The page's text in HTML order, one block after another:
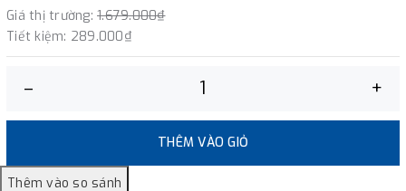
Giá thị trường: 1.679.000₫
Tiết kiệm: 289.000₫
– +
THÊM VÀO GIỎ